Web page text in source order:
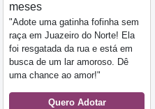
meses
"Adote uma gatinha fofinha sem
raça em Juazeiro do Norte! Ela
foi resgatada da rua e está em
busca de um lar amoroso. Dê
uma chance ao amor!"
Quero Adotar